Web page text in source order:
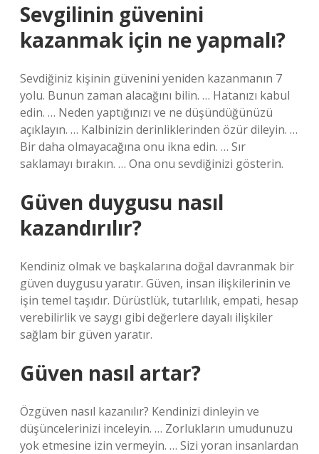
Sevgilinin güvenini
kazanmak için ne yapmalı?
Sevdiğiniz kişinin güvenini yeniden kazanmanın 7
yolu. Bunun zaman alacağını bilin. … Hatanızı kabul
edin. … Neden yaptığınızı ve ne düşündüğünüzü
açıklayın. … Kalbinizin derinliklerinden özür dileyin. …
Bir daha olmayacağına onu ikna edin. … Sır
saklamayı bırakın. … Ona onu sevdiğinizi gösterin.
Güven duygusu nasıl
kazandırılır?
Kendiniz olmak ve başkalarına doğal davranmak bir
güven duygusu yaratır. Güven, insan ilişkilerinin ve
işin temel taşıdır. Dürüstlük, tutarlılık, empati, hesap
verebilirlik ve saygı gibi değerlere dayalı ilişkiler
sağlam bir güven yaratır.
Güven nasıl artar?
Özgüven nasıl kazanılır? Kendinizi dinleyin ve
düşüncelerinizi inceleyin. … Zorlukların umudunuzu
yok etmesine izin vermeyin. … Sizi yoran insanlardan